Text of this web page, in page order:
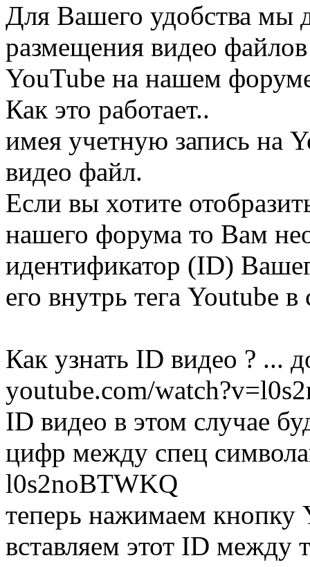
Для Вашего удобства мы
размещения видео
YouTube на нашем
Как это работает..
имея учетную запись на
видео файл.
Если вы хотите
нашего форума то Вам
идентификатор (ID)
его внутрь тега Youtube
Как узнать ID видео ? ...
youtube.com/
ID видео в этом случае
цифр между спец
l0s2noBTWKQ
теперь нажимаем кнопку
вставляем этот ID между